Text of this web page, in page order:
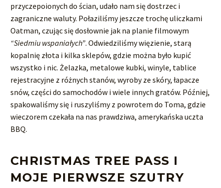
przyczepoionych do ścian, udało nam się dostrzec i
zagraniczne waluty. Połaziliśmy jeszcze trochę uliczkami
Oatman, czując się dosłownie jak na planie filmowym
“Siedmiu wspaniałych”. Odwiedziliśmy więzienie, starą
kopalnię złota i kilka sklepów, gdzie można było kupić
wszystko i nic. Żelazka, metalowe kubki, winyle, tablice
rejestracyjne z różnych stanów, wyroby ze skóry, łapacze
snów, części do samochodów i wiele innych gratów. Później,
spakowaliśmy się i ruszyliśmy z powrotem do Toma, gdzie
wieczorem czekała na nas prawdziwa, amerykańska uczta
BBQ.
CHRISTMAS TREE PASS I
MOJE PIERWSZE SZUTRY